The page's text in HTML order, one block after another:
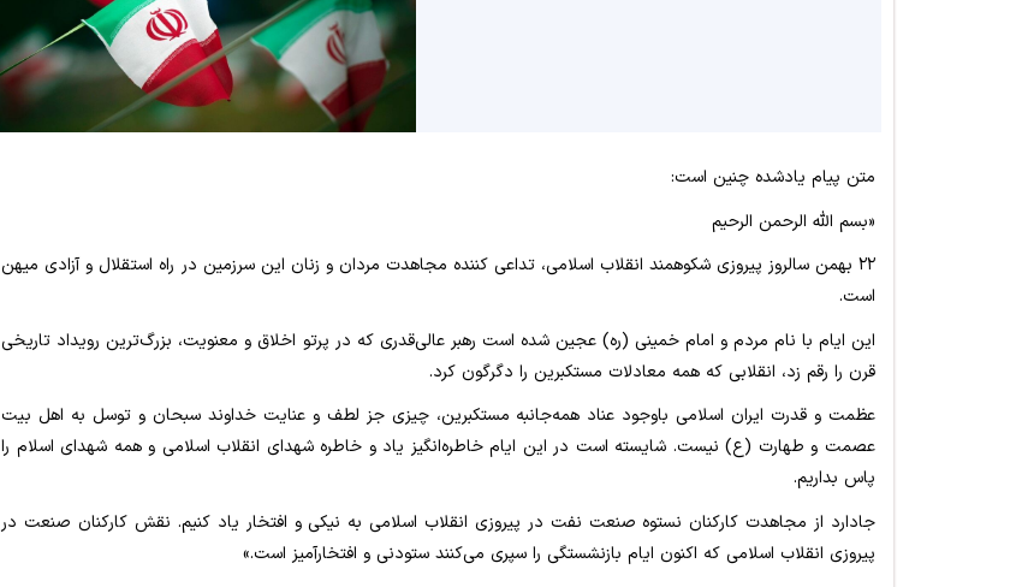
متن پیام یادشده چنین است:
«بسم الله الرحمن الرحیم
۲۲ بهمن سالروز پیروزی شکوهمند انقلاب اسلامی، تداعی کننده مجاهدت‌ مردان و زنان این سرزمین در راه استقلال و آزادی میهن
است.
این ایام با نام مردم و امام خمینی (ره) عجین شده است رهبر عالی‌قدری که در پرتو اخلاق و معنویت، بزرگ‌ترین رویداد تاریخی
قرن را رقم زد، انقلابی که همه معادلات مستکبرین را دگرگون کرد.
عظمت و قدرت ایران اسلامی باوجود عناد همه‌جانبه مستکبرین، چیزی جز لطف و عنایت خداوند سبحان و توسل به اهل بیت
عصمت و طهارت (ع) نیست. شایسته است در این ایام خاطره‌انگیز یاد و خاطره شهدای انقلاب اسلامی و همه شهدای اسلام را
پاس ‌بداریم.
جادارد از مجاهدت‌ کارکنان نستوه صنعت نفت در پیروزی انقلاب اسلامی به نیکی و افتخار یاد کنیم. نقش کارکنان صنعت در
پیروزی انقلاب اسلامی که اکنون ایام بازنشستگی را سپری می‌کنند ستودنی و افتخارآمیز است.»